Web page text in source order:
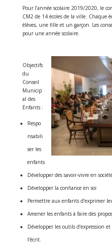
Pour l’année scolaire 2019/2020, le
CM2 de 14 écoles de la ville. Chaque
élèves, une fille et un garçon. Les
pour une année scolaire.
Objectifs
du
Conseil
Municip
al des
Enfants :
Respo
nsabili
ser les
enfants
Développer des savoir-vivre en
Développer la confiance en soi
Permettre aux enfants d’exprimer
Amener les enfants à faire des
Développer les outils d’expression
l’écrit.